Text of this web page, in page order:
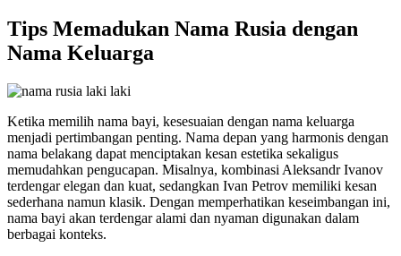
Tips Memadukan Nama Rusia dengan
Nama Keluarga
Ketika memilih nama bayi, kesesuaian dengan nama keluarga
menjadi pertimbangan penting. Nama depan yang harmonis dengan
nama belakang dapat menciptakan kesan estetika sekaligus
memudahkan pengucapan. Misalnya, kombinasi Aleksandr Ivanov
terdengar elegan dan kuat, sedangkan Ivan Petrov memiliki kesan
sederhana namun klasik. Dengan memperhatikan keseimbangan ini,
nama bayi akan terdengar alami dan nyaman digunakan dalam
berbagai konteks.